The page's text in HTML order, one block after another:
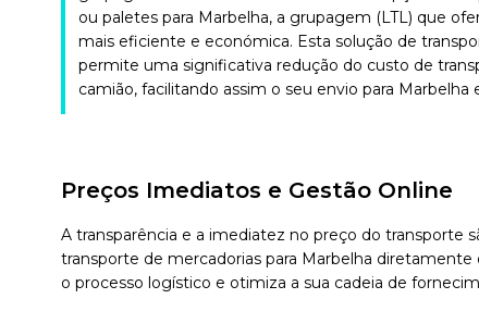
ou paletes para Marbelha, a grupagem (LTL) que
mais eficiente e económica. Esta solução de
permite uma significativa redução do custo de
camião, facilitando assim o seu envio para Marbelha
Preços Imediatos e Gestão Online
A transparência e a imediatez no preço do transporte
transporte de mercadorias para Marbelha
o processo logístico e otimiza a sua cadeia de